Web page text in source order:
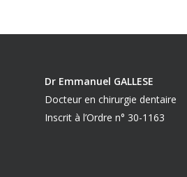
Dr Emmanuel GALLESE
Docteur en chirurgie dentaire
Inscrit à l’Ordre n° 30-1163